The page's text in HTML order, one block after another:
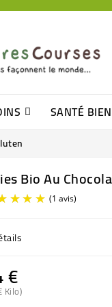
SANTÉ
Bio Au
€
Kilo)